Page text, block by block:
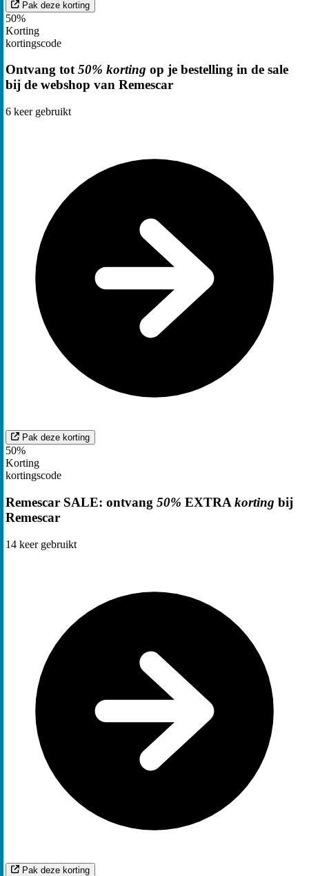
Pak deze korting
50%
Korting
kortingscode
Ontvang tot50% korting op je bestelling in de sale
bij de webshop van Remescar
6 keer gebruikt
Pak deze korting
50%
Korting
kortingscode
Remescar SALE: ontvang 50% EXTRA korting bij
Remescar
14 keer gebruikt
Pak deze korting